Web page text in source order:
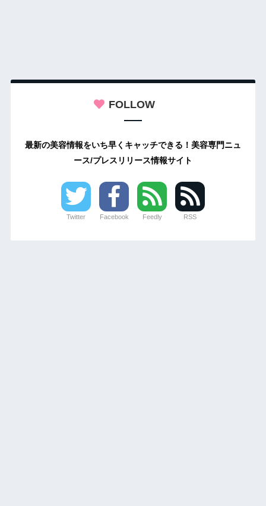
FOLLOW
最新の美容情報をいち早くキャッチできる！美容専門ニュ
ース/プレスリリース情報サイト
Twitter Facebook Feedly RSS